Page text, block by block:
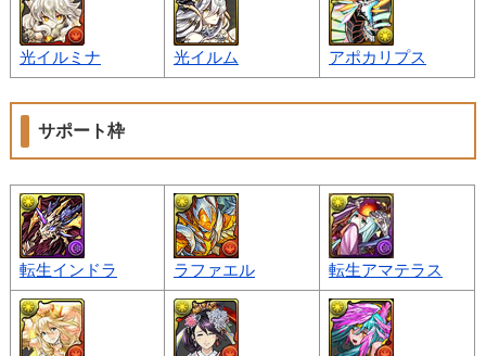
光イルミナ 光イルム アポカリプス
サポート枠
転生インドラ ラファエル 転生アマテラス